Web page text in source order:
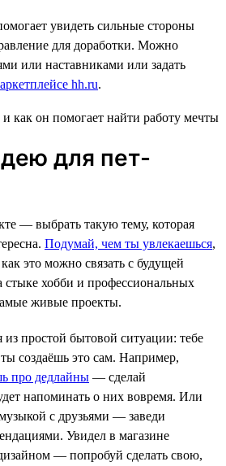
увидеть сильные стороны
для доработки. Можно
или наставниками или задать
hh.ru.
для пет-
— выбрать такую тему, которая
Подумай, чем ты увлекаешься,
это можно связать с будущей
хобби и профессиональных
живые проекты.
из простой бытовой ситуации: тебе
создаёшь это сам. Например,
про дедлайны — сделай
напоминать о них вовремя. Или
с друзьями — заведи
Увидел в магазине
— попробуй сделать свою,